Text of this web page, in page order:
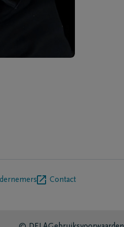
Contact